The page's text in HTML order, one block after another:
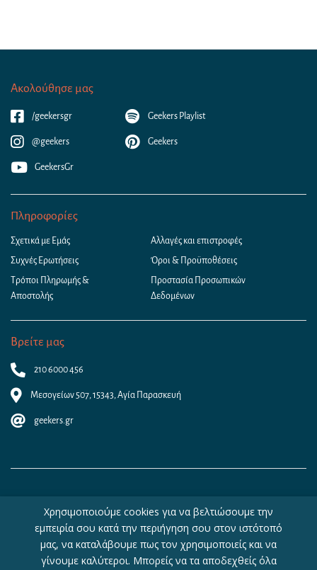
Ακολούθησε μας
/geekersgr
@geekers
GeekersGr
Geekers Playlist
Geekers
Πληροφορίες
Σχετικά με Εμάς
Συχνές Ερωτήσεις
Τρόποι Πληρωμής &
Αποστολής
Αλλαγές και επιστροφές
Όροι & Προϋποθέσεις
Προστασία Προσωπικών
Δεδομένων
Βρείτε μας
210 6000 456
Μεσογείων 507, 15343, Αγία Παρασκευή
geekers.gr
Χρησιμοποιούμε cookies για να βελτιώσουμε την
εμπειρία σου κατά την περιήγηση σου στον ιστότοπό
μας, να καταλάβουμε πως τον χρησιμοποιείς και να
γίνουμε καλύτεροι. Μπορείς να τα αποδεχθείς όλα